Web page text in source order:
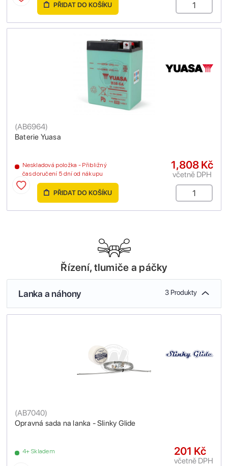
PŘIDAT DO KOŠÍKU
Baterie Yuasa
(AB6964)
Neskladová položka - Přibližný
čas doručení 5 dní od nákupu
1,808 Kč
včetně DPH
PŘIDAT DO KOŠÍKU
Řízení, tlumiče a páčky
Lanka a náhony 3 Produkty
Opravná sada na lanka - Slinky Glide
(AB7040)
4+ Skladem 201 Kč
včetně DPH